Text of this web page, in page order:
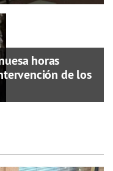
horas
de los